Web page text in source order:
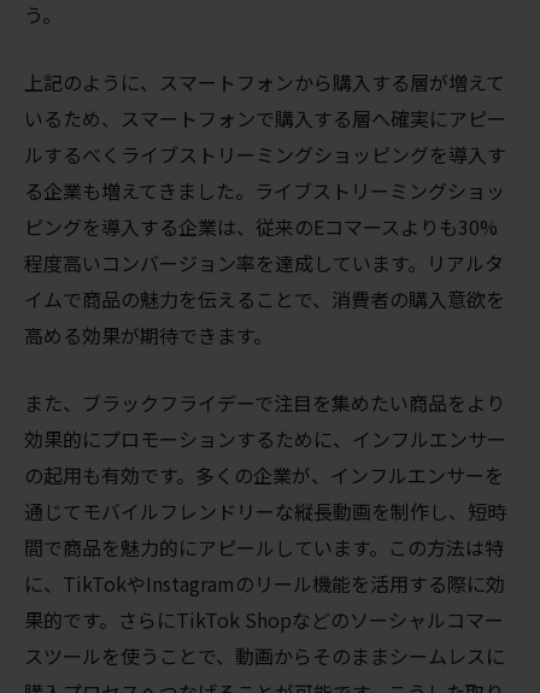
う。
上記のように、スマートフォンから購入する層が増えて
いるため、スマートフォンで購入する層へ確実にアピー
ルするべくライブストリーミングショッピングを導入す
る企業も増えてきました。ライブストリーミングショッ
ピングを導入する企業は、従来のEコマースよりも30%
程度高いコンバージョン率を達成しています。リアルタ
イムで商品の魅力を伝えることで、消費者の購入意欲を
高める効果が期待できます。
また、ブラックフライデーで注目を集めたい商品をより
効果的にプロモーションするために、インフルエンサー
の起用も有効です。多くの企業が、インフルエンサーを
通じてモバイルフレンドリーな縦長動画を制作し、短時
間で商品を魅力的にアピールしています。この方法は特
に、TikTokやInstagramのリール機能を活用する際に効
果的です。さらにTikTok Shopなどのソーシャルコマー
スツールを使うことで、動画からそのままシームレスに